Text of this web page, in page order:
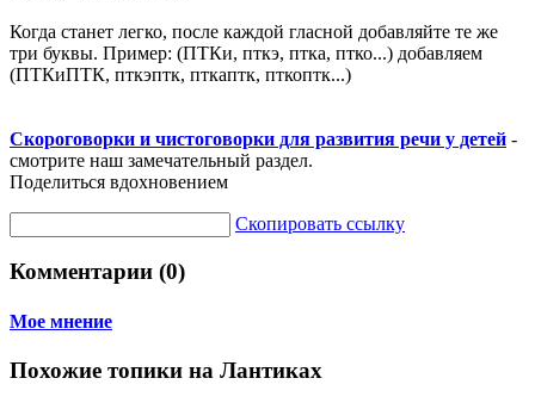
Когда станет легко, после каждой гласной добавляйте те же
три буквы. Пример: (ПТКи, пткэ, птка, птко...) добавляем
(ПТКиПТК, пткэптк, пткаптк, пткоптк...)
Скороговорки и чистоговорки для развития речи у детей -
смотрите наш замечательный раздел.
Поделиться вдохновением
Скопировать ссылку
Комментарии (0)
Мое мнение
Похожие топики на Лантиках